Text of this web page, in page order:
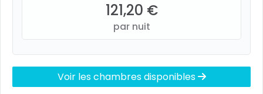
121,20 €
par nuit
Voir les chambres disponibles